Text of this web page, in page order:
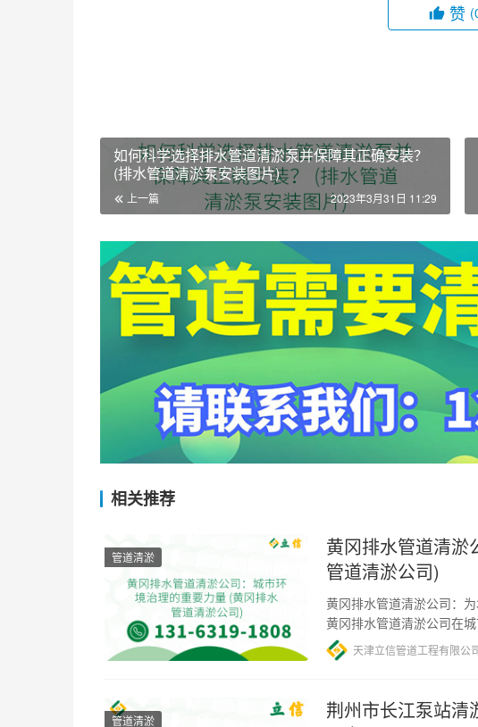
赞
如何科学选择排水管道清淤泵并保障其正确安装？
(排水管道清淤泵安装图片)
上一篇 2023年3月31日 11:29
相关推荐
管道清淤
黄冈排水管道清淤
管道清淤公司)
黄冈排水管道清淤公司：
黄冈排水管道清淤公司在
备和专业的技术团队，能够
天津立信管道工程有限公
管道清淤
荆州市长江泵站清